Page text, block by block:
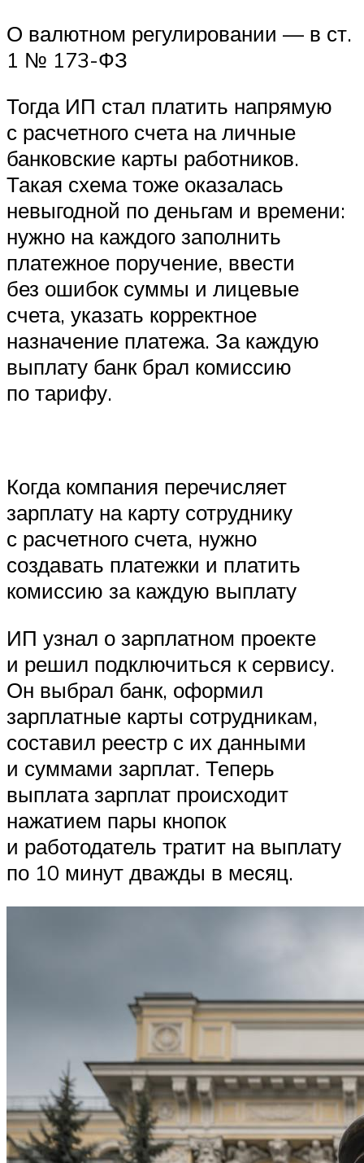
О валютном регулировании — в ст.
1 № 173-ФЗ
Тогда ИП стал платить напрямую
с расчетного счета на личные
банковские карты работников.
Такая схема тоже оказалась
невыгодной по деньгам и времени:
нужно на каждого заполнить
платежное поручение, ввести
без ошибок суммы и лицевые
счета, указать корректное
назначение платежа. За каждую
выплату банк брал комиссию
по тарифу.
Когда компания перечисляет
зарплату на карту сотруднику
с расчетного счета, нужно
создавать платежки и платить
комиссию за каждую выплату
ИП узнал о зарплатном проекте
и решил подключиться к сервису.
Он выбрал банк, оформил
зарплатные карты сотрудникам,
составил реестр с их данными
и суммами зарплат. Теперь
выплата зарплат происходит
нажатием пары кнопок
и работодатель тратит на выплату
по 10 минут дважды в месяц.